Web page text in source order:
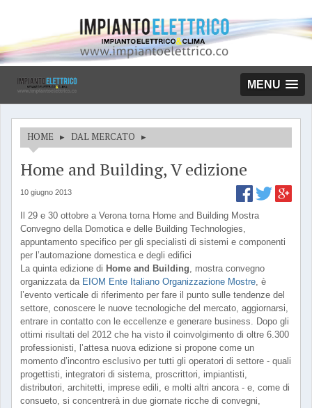
MENU
HOME ▸ DAL MERCATO ▸
Home and Building, V edizione
10 giugno 2013
Il 29 e 30 ottobre a Verona torna Home and Building Mostra
Convegno della Domotica e delle Building Technologies,
appuntamento specifico per gli specialisti di sistemi e componenti
per l’automazione domestica e degli edifici
La quinta edizione di Home and Building, mostra convegno
organizzata da EIOM Ente Italiano Organizzazione Mostre, è
l’evento verticale di riferimento per fare il punto sulle tendenze del
settore, conoscere le nuove tecnologiche del mercato, aggiornarsi,
entrare in contatto con le eccellenze e generare business. Dopo gli
ottimi risultati del 2012 che ha visto il coinvolgimento di oltre 6.300
professionisti, l’attesa nuova edizione si propone come un
momento d’incontro esclusivo per tutti gli operatori di settore - quali
progettisti, integratori di sistema, proscrittori, impiantisti,
distributori, architetti, imprese edili, e molti altri ancora - e, come di
consueto, si concentrerà in due giornate ricche di convegni,